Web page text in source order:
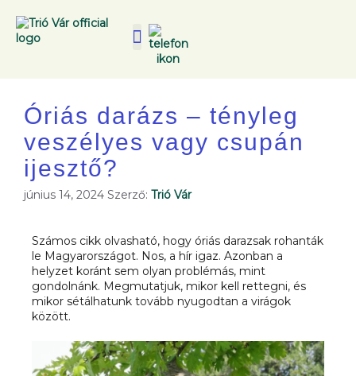
Óriás darázs – tényleg
veszélyes vagy csupán
ijesztő?
június 14, 2024 Szerző: Trió Vár
Számos cikk olvasható, hogy óriás darazsak rohanták
le Magyarországot. Nos, a hír igaz. Azonban a
helyzet koránt sem olyan problémás, mint
gondolnánk. Megmutatjuk, mikor kell rettegni, és
mikor sétálhatunk tovább nyugodtan a virágok
között.